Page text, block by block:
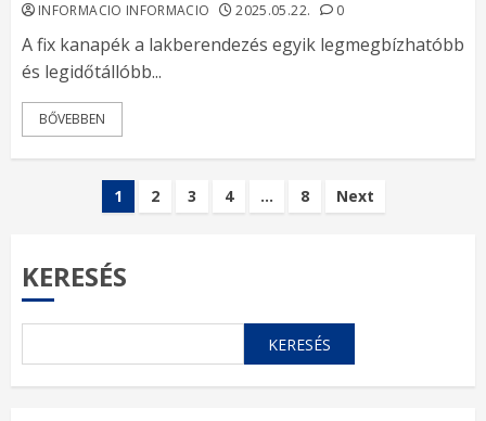
INFORMACIO INFORMACIO 2025.05.22. 0
A fix kanapék a lakberendezés egyik legmegbízhatóbb
és legidőtállóbb...
BŐVEBBEN
Bejegyzések
1 2 3 4 … 8 Next
KERESÉS
KERESÉS